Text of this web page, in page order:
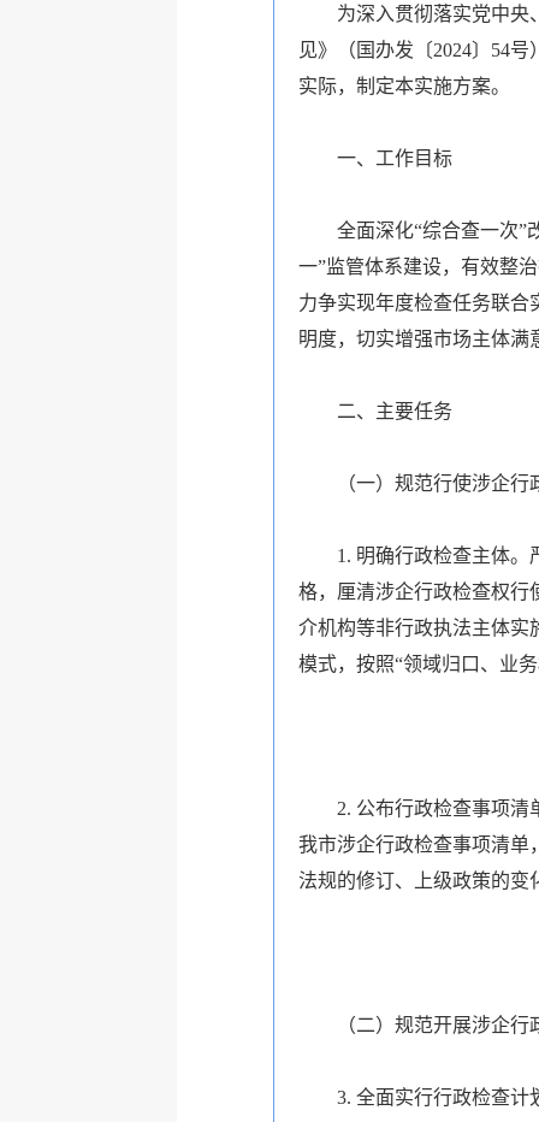
为深入贯彻落实党中央
见》（国办发〔2024〕54
实际，制定本实施方案。
一、工作目标
全面深化“综合查一次”
一”监管体系建设，有效整
力争实现年度检查任务联合
明度，切实增强市场主体满
二、主要任务
（一）规范行使涉企行
1. 明确行政检查主体
格，厘清涉企行政检查权行
介机构等非行政执法主体实
模式，按照“领域归口、业
2. 公布行政检查事项
我市涉企行政检查事项清单
法规的修订、上级政策的变
（二）规范开展涉企行
3. 全面实行行政检查计